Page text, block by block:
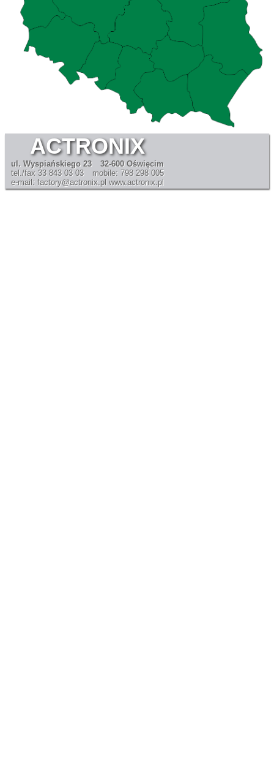
ACTRONIX
ul. Wyspiańskiego 23
tel./fax 33 843 03 03
e-mail: factory@actronix.pl
32-600 Oświęcim
mobile: 798 298 005
www.actronix.pl